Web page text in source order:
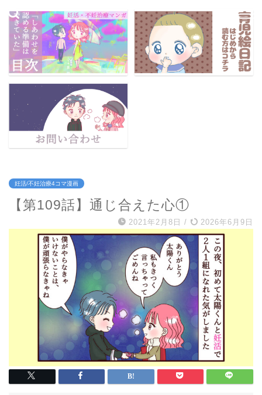
妊活/不妊治療4コマ漫画
【第109話】通じ合えた心①
2021年2月8日 / 2026年6月9日